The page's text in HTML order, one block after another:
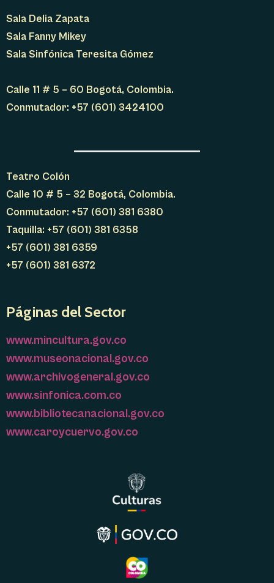
Sala Delia Zapata
Sala Fanny Mikey
Sala Sinfónica Teresita Gómez
Calle 11 # 5 – 60 Bogotá, Colombia.
Conmutador: +57 (601) 3424100
Teatro Colón
Calle 10 # 5 – 32 Bogotá, Colombia.
Conmutador: +57 (601) 381 6380
Taquilla: +57 (601) 381 6358
+57 (601) 381 6359
+57 (601) 381 6372
Páginas del Sector
www.mincultura.gov.co
www.museonacional.gov.co
www.archivogeneral.gov.co
www.sinfonica.com.co
www.bibliotecanacional.gov.co
www.caroycuervo.gov.co